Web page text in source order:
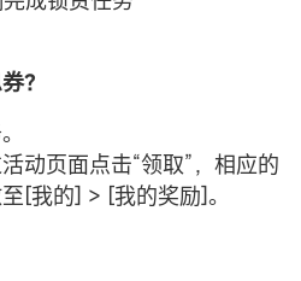
？
动页面点击“领取”，相应的
[我的] > [我的奖励]。